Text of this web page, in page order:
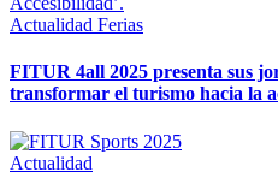
Actualidad Ferias
FITUR 4all 2025 presenta sus
transformar el turismo hacia la
Actualidad